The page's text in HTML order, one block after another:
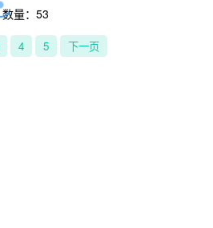
数量：53
4 5 下一页